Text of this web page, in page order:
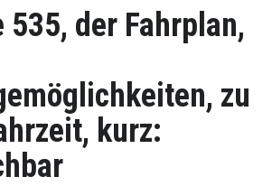
535, der Fahrplan,
zu
kurz: